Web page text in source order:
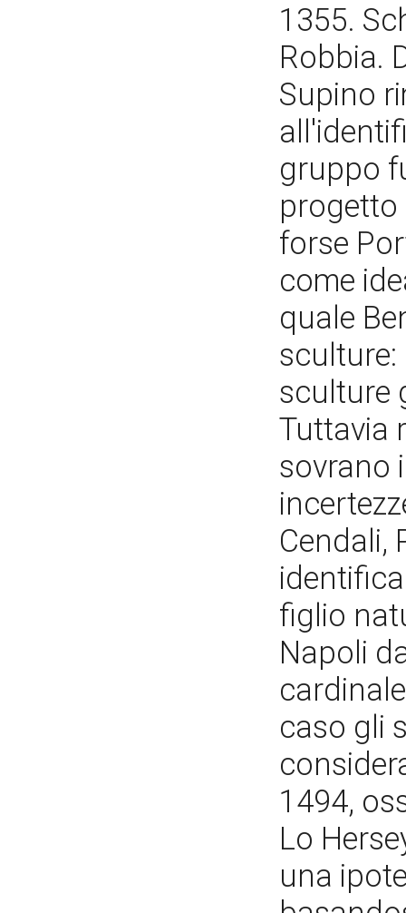
1355.
Robbia.
Supino
gruppo
progetto
forse
come
quale
sculture:
sculture
Tuttavia
sovrano
Cendali,
figlio
Napoli
caso gli
1494,
Lo
una